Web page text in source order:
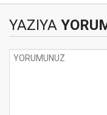
YAZIYA